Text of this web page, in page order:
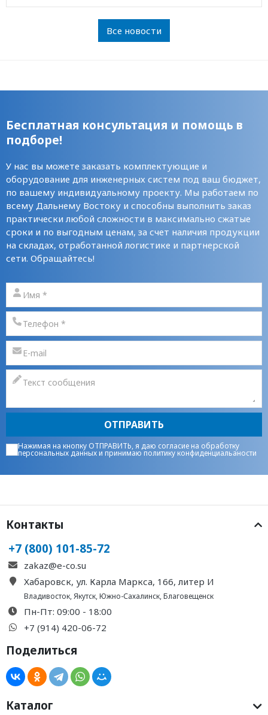
Все новости
Бесплатная консультация и помощь в
подборе!
У нас вы можете заказать комплектующие и
оборудование для инженерных систем под ваш бюджет,
по вашему индивидуальному проекту. Мы работаем по
всему Дальнему Востоку и способны выполнить заказ
практически любой сложности в максимально сжатые
сроки и по выгодным ценам, за счет наличия продукции
на складах, отработанной логистике и партнерской
сети. Обращайтесь!
ОТПРАВИТЬ
Нажимая на кнопку ОТПРАВИТЬ, я даю согласие на обработку
персональных данныхи принимаюполитику конфиденциальаности
Контакты
+7 (800) 101-85-72
zakaz@e-co.su
Хабаровск, ул. Карла Маркса, 166, литер И
Владивосток,Якутск,Южно-Сахалинск,Благовещенск
Пн-Пт: 09:00 - 18:00
+7 (914) 420-06-72
Поделиться
Каталог